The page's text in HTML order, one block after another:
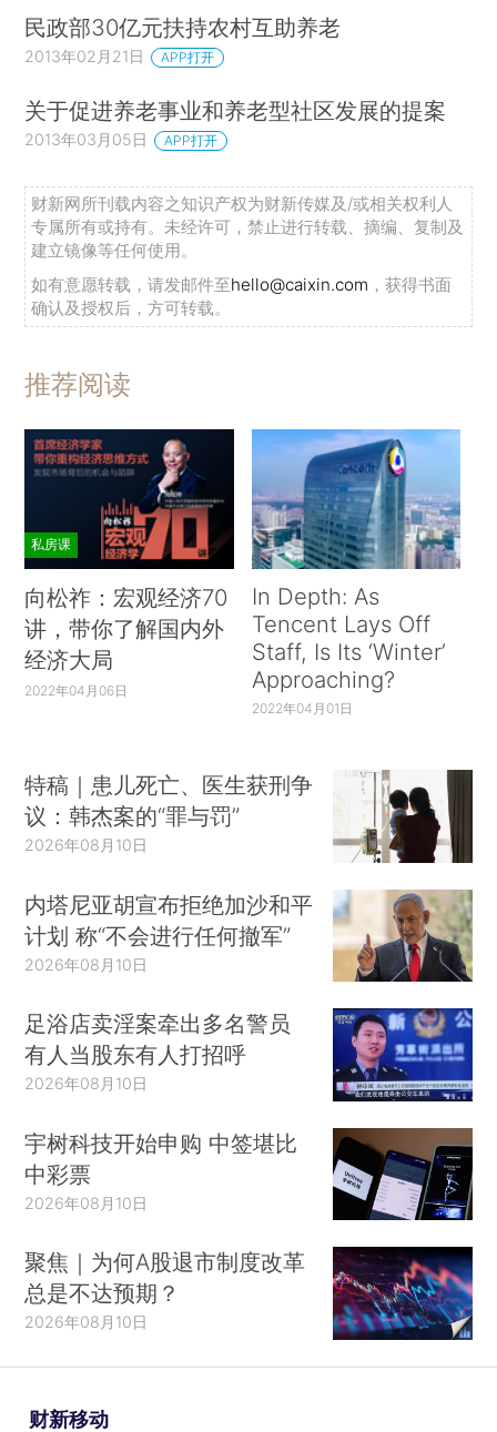
民政部30亿元扶持农村互助养老
2013年02月21日 APP打开
关于促进养老事业和养老型社区发展的提案
2013年03月05日 APP打开
财新网所刊载内容之知识产权为财新传媒及/或相关权利人
专属所有或持有。未经许可，禁止进行转载、摘编、复制及
建立镜像等任何使用。
如有意愿转载，请发邮件至hello@caixin.com ，获得书面
确认及授权后，方可转载。
推荐阅读
私房课
向松祚：宏观经济70
讲，带你了解国内外
经济大局
2022年04月06日
In Depth: As
Tencent Lays Off
Staff, Is Its ‘Winter’
Approaching?
2022年04月01日
特稿｜患儿死亡、医生获刑争
议：韩杰案的“罪与罚”
2026年08月10日
内塔尼亚胡宣布拒绝加沙和平
计划 称“不会进行任何撤军”
2026年08月10日
足浴店卖淫案牵出多名警员
有人当股东有人打招呼
2026年08月10日
宇树科技开始申购 中签堪比
中彩票
2026年08月10日
聚焦｜为何A股退市制度改革
总是不达预期？
2026年08月10日
财新移动